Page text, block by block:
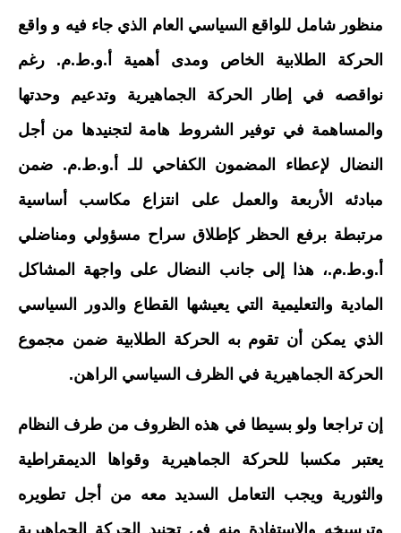
منظور شامل للواقع السياسي العام الذي جاء فيه و واقع
الحركة الطلابية الخاص ومدى أهمية أ.و.ط.م. رغم
نواقصه في إطار الحركة الجماهيرية وتدعيم وحدتها
والمساهمة في توفير الشروط هامة لتجنيدها من أجل
النضال لإعطاء المضمون الكفاحي للـ أ.و.ط.م. ضمن
مبادئه الأربعة والعمل على انتزاع مكاسب أساسية
مرتبطة برفع الحظر كإطلاق سراح مسؤولي ومناضلي
أ.و.ط.م.، هذا إلى جانب النضال على واجهة المشاكل
المادية والتعليمية التي يعيشها القطاع والدور السياسي
الذي يمكن أن تقوم به الحركة الطلابية ضمن مجموع
الحركة الجماهيرية في الظرف السياسي الراهن.
إن تراجعا ولو بسيطا في هذه الظروف من طرف النظام
يعتبر مكسبا للحركة الجماهيرية وقواها الديمقراطية
والثورية ويجب التعامل السديد معه من أجل تطويره
وترسيخه والاستفادة منه في تجنيد الحركة الجماهيرية